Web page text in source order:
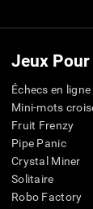
Jeux Pour
Échecs en ligne
Mini-mots
Fruit Frenzy
Pipe Panic
Crystal Miner
Solitaire
Robo Factory